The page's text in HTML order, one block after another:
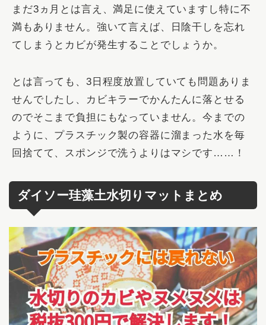
まだ3ヵ月とは言え、満足に使えていますし特に不
満もありません。強いて言えば、日陰干しを忘れ
てしまうとカビが発生することでしょうか。
とは言っても、3日程度放置していても問題ありま
せんでしたし、カビキラーでかんたんに落とせる
のでそこまで負担にもなっていません。今までの
ように、プラスチック製の容器に溜まった水を毎
回捨てて、スポンジで洗うよりはマシです……！
ダイソー珪藻土水切りマットまとめ